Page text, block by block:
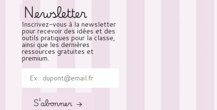
Newsletter
Inscrivez-vous à la newsletter
pour recevoir des idées et des
outils pratiques pour la classe,
ainsi que les dernières
ressources gratuites et
premium.
S'abonner →